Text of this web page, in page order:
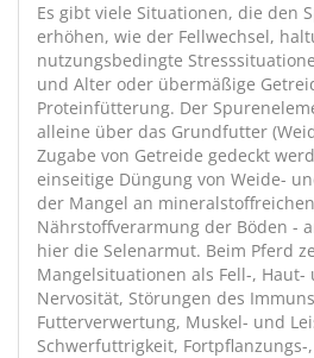
Es gibt viele Situationen, die den
erhöhen, wie der Fellwechsel,
nutzungsbedingte
und Alter oder übermäßige
Proteinfütterung. Der
alleine über das Grundfutter
Zugabe von Getreide gedeckt
einseitige Düngung von Weide-
der Mangel an
Nährstoffverarmung der Böden -
hier die Selenarmut. Beim Pferd
Mangelsituationen als Fell-,
Nervosität, Störungen des
Futterverwertung, Muskel- und
Schwerfuttrigkeit, Fortpflanzungs-